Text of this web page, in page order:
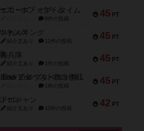
45 PT
エコーズ・オブ・タイム
8件の投稿
45 PT
スカルキング
紹介文あり 12件の投稿
45 PT
海兵隊
紹介文あり 1件の投稿
45 PT
Bitter End ブタペスト救出作戦
1件の投稿
42 PT
ドコジャン
紹介文あり 10件の投稿